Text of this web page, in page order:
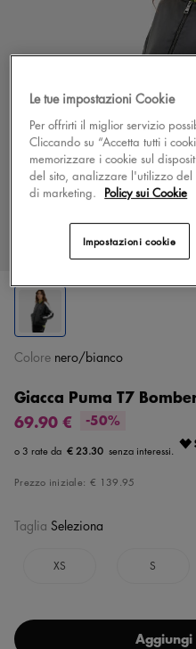
Giacca Puma T7
69.90 €
-50%
€ 23.30
Prezzo iniziale: € 139.95
Colore nero/bianco
Taglia Seleziona
XS S
Le tue impostazioni Cookie
Per offrirti il miglior servizio
Cliccando su “Accetta tutti i
memorizzare i cookie sul
del sito, analizzare l'utilizzo del
di marketing. Policy sui Cookie
Impostazioni cookie